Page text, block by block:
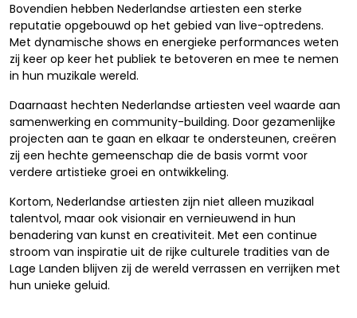
Bovendien hebben Nederlandse artiesten een sterke
reputatie opgebouwd op het gebied van live-optredens.
Met dynamische shows en energieke performances weten
zij keer op keer het publiek te betoveren en mee te nemen
in hun muzikale wereld.
Daarnaast hechten Nederlandse artiesten veel waarde aan
samenwerking en community-building. Door gezamenlijke
projecten aan te gaan en elkaar te ondersteunen, creëren
zij een hechte gemeenschap die de basis vormt voor
verdere artistieke groei en ontwikkeling.
Kortom, Nederlandse artiesten zijn niet alleen muzikaal
talentvol, maar ook visionair en vernieuwend in hun
benadering van kunst en creativiteit. Met een continue
stroom van inspiratie uit de rijke culturele tradities van de
Lage Landen blijven zij de wereld verrassen en verrijken met
hun unieke geluid.